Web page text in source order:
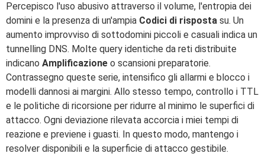
Percepisco l'uso abusivo attraverso il volume, l'entropia dei
domini e la presenza di un'ampia Codici di risposta su. Un
aumento improvviso di sottodomini piccoli e casuali indica un
tunnelling DNS. Molte query identiche da reti distribuite
indicano Amplificazione o scansioni preparatorie.
Contrassegno queste serie, intensifico gli allarmi e blocco i
modelli dannosi ai margini. Allo stesso tempo, controllo i TTL
e le politiche di ricorsione per ridurre al minimo le superfici di
attacco. Ogni deviazione rilevata accorcia i miei tempi di
reazione e previene i guasti. In questo modo, mantengo i
resolver disponibili e la superficie di attacco gestibile.